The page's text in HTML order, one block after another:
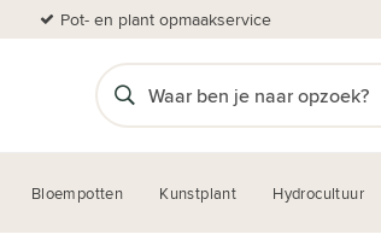
Pot- en plant opmaakservice
Bloempotten Kunstplant Hydrocultuur